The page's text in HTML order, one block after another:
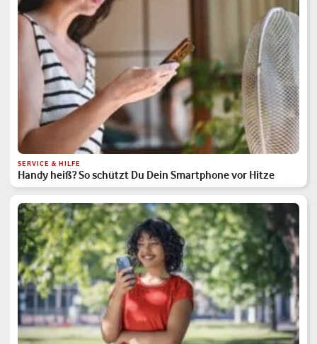
SERVICE & HILFE
Handy heiß? So schützt Du Dein Smartphone vor Hitze